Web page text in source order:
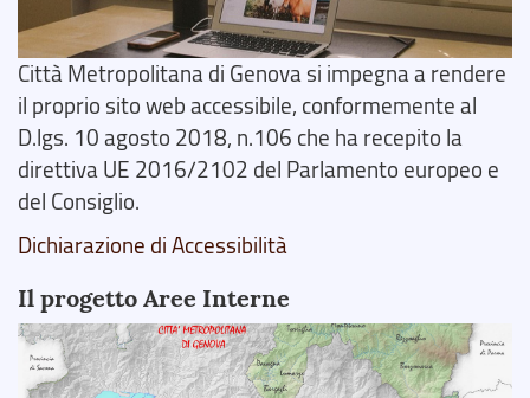
Città Metropolitana di Genova si impegna a rendere
il proprio sito web accessibile, conformemente al
D.lgs. 10 agosto 2018, n.106 che ha recepito la
direttiva UE 2016/2102 del Parlamento europeo e
del Consiglio.
Dichiarazione di Accessibilità
Il progetto Aree Interne